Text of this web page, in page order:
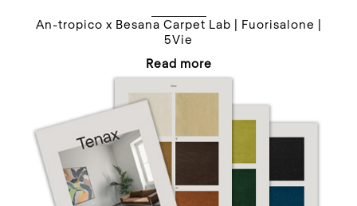
An-tropico x Besana Carpet Lab | Fuorisalone |
5Vie
Read more